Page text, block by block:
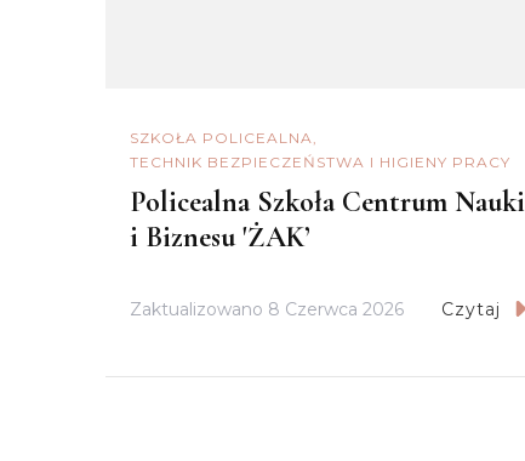
SZKOŁA POLICEALNA
TECHNIK BEZPIECZEŃSTWA I HIGIENY PRACY
Policealna Szkoła Centrum Nauki
i Biznesu 'ŻAK’
Zaktualizowano 8 Czerwca 2026 Czytaj